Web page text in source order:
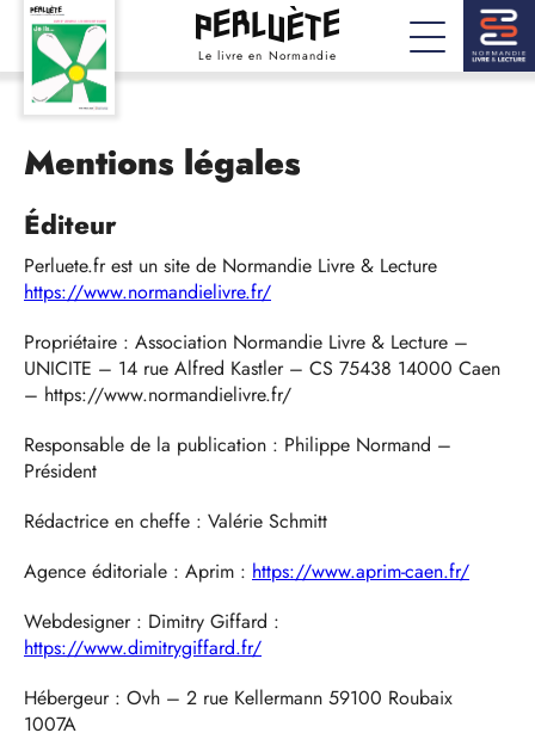
Le livre en Normandie
Mentions légales
Éditeur
Perluete.fr est un site de Normandie Livre & Lecture
https://www.normandielivre.fr/
Propriétaire : Association Normandie Livre & Lecture –
UNICITE – 14 rue Alfred Kastler – CS 75438 14000 Caen
– https://www.normandielivre.fr/
Responsable de la publication : Philippe Normand –
Président
Rédactrice en cheffe : Valérie Schmitt
Agence éditoriale : Aprim : https://www.aprim-caen.fr/
Webdesigner : Dimitry Giffard :
https://www.dimitrygiffard.fr/
Hébergeur : Ovh – 2 rue Kellermann 59100 Roubaix
1007A